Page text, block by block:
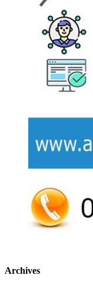
Archives